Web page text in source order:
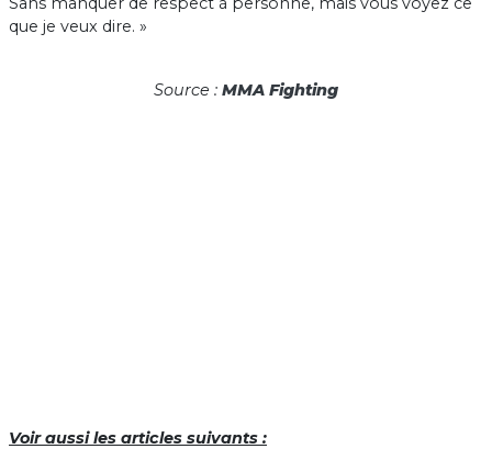
que je veux dire. »
Source : MMA Fighting
Voir aussi les articles suivants :